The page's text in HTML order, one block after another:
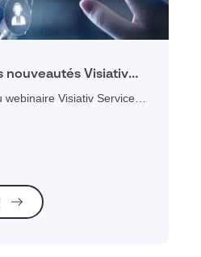
nouveautés Visiativ
webinaire Visiativ Service